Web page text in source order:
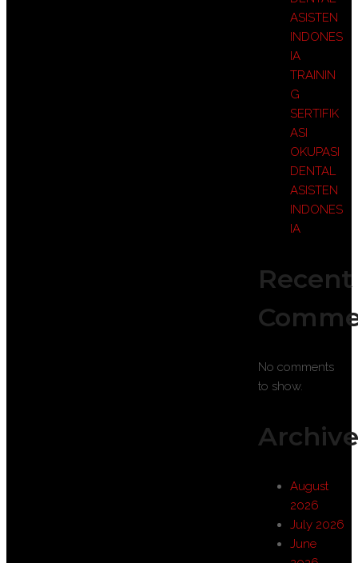
ASISTEN
INDONES
IA
TRAININ
G
SERTIFIK
ASI
OKUPASI
DENTAL
ASISTEN
INDONES
IA
Recent
No comments
to show.
August
2026
July 2026
June